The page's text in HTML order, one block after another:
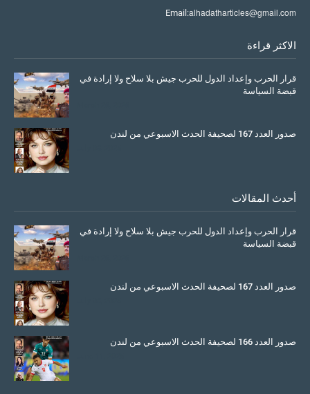
Email:alhadatharticles@gmail.com
الاكثر قراءة
قرار الحرب وإعداد الدول للحرب جيش بلا سلاح ولا إرادة في
قبضة السياسة
صدور العدد 167 لصحيفة الحدث الاسبوعي من لندن
أحدث المقالات
قرار الحرب وإعداد الدول للحرب جيش بلا سلاح ولا إرادة في
قبضة السياسة
صدور العدد 167 لصحيفة الحدث الاسبوعي من لندن
صدور العدد 166 لصحيفة الحدث الاسبوعي من لندن